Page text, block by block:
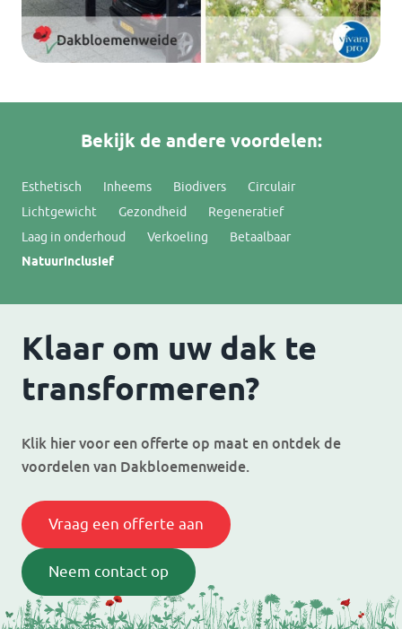
Bekijk de andere voordelen:
Esthetisch Inheems Biodivers
Circulair
Lichtgewicht
Gezondheid
Regeneratief
Laag in onderhoud
Verkoeling Betaalbaar
Natuurinclusief
Klaar om uw dak te
transformeren?
Klik hier voor een offerte op maat en ontdek de
voordelen van Dakbloemenweide.
Vraag een offerte aan
Neem contact op